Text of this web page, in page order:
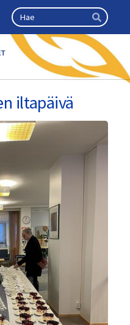
Haku
Hae
senioriliitto
iltapäivä